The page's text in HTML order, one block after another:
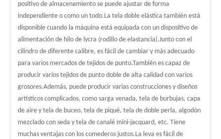
positivo de almacenamiento se puede ajustar de forma
independiente o como un todo.La tela doble elástica también está
disponible cuando la máquina está equipada con un dispositivo de
alimentación de hilo de lycra (rodillo de elastancia).Junto con el
cilindro de diferente calibre, es fácil de cambiar y más adecuado
para varios mercados de tejidos de punto.También es capaz de
producir varios tejidos de punto doble de alta calidad con varios
grosores.Además, puede producir varias construcciones y diseños
artísticos complicados, como sarga venada, tela de burbujas, capa
de aire y tela de buceo, tela de piqué, tela de doble perla, algodón
mezclado con seda y tela de canalé mini-jacquard, etc. Tiene
muchas ventajas con los comederos justos.La leva es fácil de